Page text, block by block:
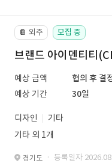
📔 외주 모집 중
브랜드 아이덴티티
예상 금액
협의 후 결
예상 기간
30일
디자인
기타
기타 외 1개
경기도 · 등록일자